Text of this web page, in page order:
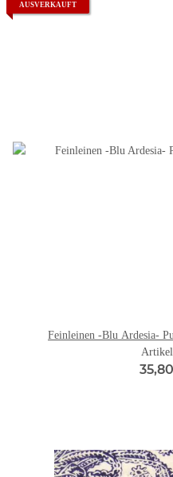
AUSVERKAUFT
Feinleinen -Blu Ardesia-